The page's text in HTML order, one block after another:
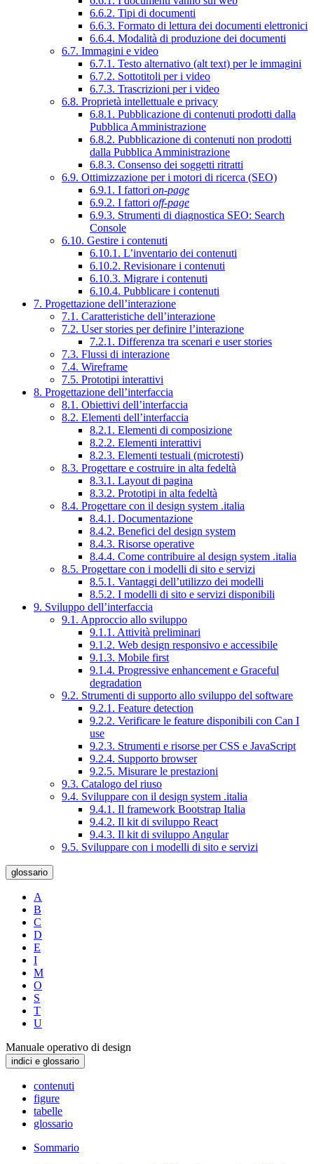
6.6.2. Tipi di documenti
6.6.3. Formato di lettura dei documenti elettronici
6.6.4. Modalità di produzione dei documenti
6.7. Immagini e video
6.7.1. Testo alternativo (alt text) per le immagini
6.7.2. Sottotitoli per i video
6.7.3. Trascrizioni per i video
6.8. Proprietà intellettuale e privacy
6.8.1. Pubblicazione di contenuti prodotti dalla
Pubblica Amministrazione
6.8.2. Pubblicazione di contenuti non prodotti
dalla Pubblica Amministrazione
6.8.3. Consenso dei soggetti ritratti
6.9. Ottimizzazione per i motori di ricerca (SEO)
6.9.1. I fattori on-page
6.9.2. I fattori off-page
6.9.3. Strumenti di diagnostica SEO: Search
Console
6.10. Gestire i contenuti
6.10.1. L’inventario dei contenuti
6.10.2. Revisionare i contenuti
6.10.3. Migrare i contenuti
6.10.4. Pubblicare i contenuti
7. Progettazione dell’interazione
7.1. Caratteristiche dell’interazione
7.2. User stories per definire l’interazione
7.2.1. Differenza tra scenari e user stories
7.3. Flussi di interazione
7.4. Wireframe
7.5. Prototipi interattivi
8. Progettazione dell’interfaccia
8.1. Obiettivi dell’interfaccia
8.2. Elementi dell’interfaccia
8.2.1. Elementi di composizione
8.2.2. Elementi interattivi
8.2.3. Elementi testuali (microtesti)
8.3. Progettare e costruire in alta fedeltà
8.3.1. Layout di pagina
8.3.2. Prototipi in alta fedeltà
8.4. Progettare con il design system .italia
8.4.1. Documentazione
8.4.2. Benefici del design system
8.4.3. Risorse operative
8.4.4. Come contribuire al design system .italia
8.5. Progettare con i modelli di sito e servizi
8.5.1. Vantaggi dell’utilizzo dei modelli
8.5.2. I modelli di sito e servizi disponibili
9. Sviluppo dell’interfaccia
9.1. Approccio allo sviluppo
9.1.1. Attività preliminari
9.1.2. Web design responsivo e accessibile
9.1.3. Mobile first
9.1.4. Progressive enhancement e Graceful
degradation
9.2. Strumenti di supporto allo sviluppo del software
9.2.1. Feature detection
9.2.2. Verificare le feature disponibili con Can I
use
9.2.3. Strumenti e risorse per CSS e JavaScript
9.2.4. Supporto browser
9.2.5. Misurare le prestazioni
9.3. Catalogo del riuso
9.4. Sviluppare con il design system .italia
9.4.1. Il framework Bootstrap Italia
9.4.2. Il kit di sviluppo React
9.4.3. Il kit di sviluppo Angular
9.5. Sviluppare con i modelli di sito e servizi
glossario
A
B
C
D
E
I
M
O
S
T
U
Manuale operativo di design
indici e glossario
contenuti
figure
tabelle
glossario
Sommario